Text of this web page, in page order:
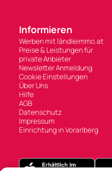
Informieren
Werben mit ländleimmo.at
Preise & Leistungen für
private Anbieter
Newsletter Anmeldung
Cookie Einstellungen
Über Uns
Hilfe
AGB
Datenschutz
Impressum
Einrichtung in Vorarlberg